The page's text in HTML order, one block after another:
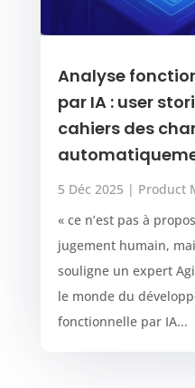
Analyse
par IA : user
cahiers des
5 Déc 2025 | Product
« ce n’est pas à
jugement humain,
souligne un expert
le monde du
fonctionnelle par IA...